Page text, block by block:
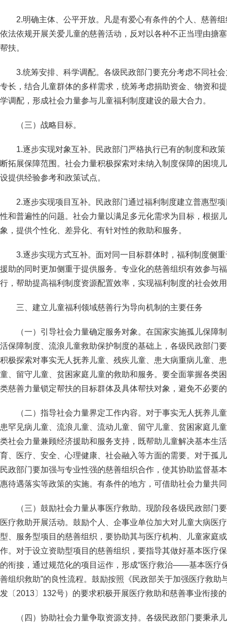
2.明确主体、公平开放。凡是有爱心有条件的个人、慈善
依法依规开展关爱儿童的慈善活动，反对以各种不正当理由搪
帮扶。
3.统筹安排、科学调配。各级民政部门要充分考虑不同社
专长，结合儿童群体的多样需求，统筹考虑捐助资金、物资和
学调配，形成社会力量参与儿童福利制度建设的最大合力。
（三）战略目标。
1.逐步实现对象互补。民政部门严格执行已有的制度和政
断拓展保障范围。社会力量积极探索对未纳入制度保障的困境
设提供经验参考和政策试点。
2.逐步实现项目互补。民政部门通过福利制度建立普惠型
性和普遍性的问题。社会力量以满足多元化需求为目标，根据
象，提供个性化、差异化、有针对性的救助和服务。
3.逐步实现方式互补。面对同一目标群体时，福利制度侧
援助的同时更加侧重于提供服务。专业化的慈善组织有效参与
行，帮助提高福利制度资源配置效率，实现福利制度的社会效
三、建立儿童福利领域慈善行为导向机制的主要任务
（一）引导社会力量确定服务对象。在国家实施孤儿保障
活保障制度、流浪儿童救助保护制度的基础上，各级民政部门
积极探索对事实无人抚养儿童、残疾儿童、患大病重病儿童、
童、留守儿童、贫困家庭儿童的救助和服务。要全面掌握各类
类慈善力量锁定帮扶的目标群体及具体帮扶对象，避免不必要
（二）指导社会力量界定工作内容。对于事实无人抚养儿
患罕见病儿童、流浪儿童、流动儿童、留守儿童、贫困家庭儿
类社会力量兼顾经济援助和服务支持，既帮助儿童解决基本生
育、医疗、安全、心理健康、社会融入等方面的需要。对于孤
民政部门要加强与专业性强的慈善组织合作，使其协助监督基
惠待遇落实等政策的实施。有条件的地方，可借助社会力量共
（三）鼓励社会力量从事医疗救助。现阶段各级民政部门
医疗救助开展活动。鼓励个人、企事业单位加大对儿童大病医
型、服务型项目的慈善组织，要协助其与医疗机构、儿童家庭
作。对于设立资助型项目的慈善组织，要指导其做好基本医疗
的衔接，通过规范化的项目运作，形成“医疗救治——基本医
善组织救助”的良性流程。鼓励按照《民政部关于加强医疗救助
发〔2013〕132号）的要求积极开展医疗救助和慈善事业衔接
（四）协助社会力量争取资源支持。各级民政部门要秉承